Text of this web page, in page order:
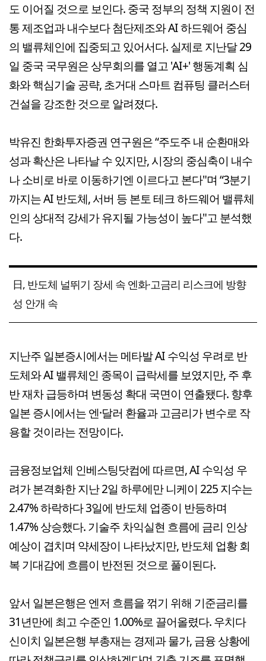
도 이어질 것으로 보인다. 중국 정부의 정책 지원이 전
통 제조업과 내수보다 첨단제조와 AI 하드웨어 중심
의 밸류체인에 집중되고 있어서다. 실제로 지난달 29
일 중국 국무원은 상무회의를 열고 'AI+' 행동계획 심
화와 핵심기술 공략, 초거대 스마트 컴퓨팅 클러스터
건설을 강조한 것으로 알려졌다.
박유진 한화투자증권 연구원은 “주도주 내 순환매와
성과 확산은 나타날 수 있지만, 시장의 중심축이 내수
나 소비로 바로 이동하기엔 이르다고 본다"며 “3분기
까지는 AI 반도체, 서버 등 본토 테크 하드웨어 밸류체
인의 상대적 강세가 유지될 가능성이 높다"고 분석했
다.
日, 반도체 널뛰기 장세 속 엔화·고금리 리스크에 방향
성 안개 속
지난주 일본증시에서는 메타발 AI 수익성 우려로 반
도체와 AI 밸류체인 종목이 급락세를 보였지만, 주 후
반 재차 급등하며 변동성 확대 국면이 연출됐다. 향후
일본 증시에서는 엔·달러 환율과 고금리가 변수로 작
용할 것이라는 전망이다.
금융정보업체 인베스팅닷컴에 따르면, AI 수익성 우
려가 본격화한 지난 2일 하루에만 니케이 225 지수는
2.47% 하락하다 3일에 반도체 업종이 반등하며
1.47% 상승했다. 기술주 차익실현 흐름에 금리 인상
예상이 겹치며 약세장이 나타났지만, 반도체 업황 회
복 기대감에 흐름이 반전된 것으로 풀이된다.
앞서 일본은행은 엔저 흐름을 꺾기 위해 기준금리를
31년만에 최고 수준인 1.00%로 끌어올렸다. 우치다
신이치 일본은행 부총재는 경제과 물가, 금융 상황에